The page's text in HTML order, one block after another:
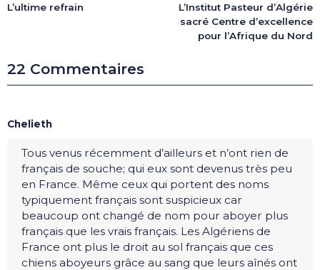
L’ultime refrain
L’Institut Pasteur d’Algérie
sacré Centre d’excellence
pour l’Afrique du Nord
22 Commentaires
Chelieth
Tous venus récemment d’ailleurs et n’ont rien de
français de souche; qui eux sont devenus très peu
en France. Même ceux qui portent des noms
typiquement français sont suspicieux car
beaucoup ont changé de nom pour aboyer plus
français que les vrais français. Les Algériens de
France ont plus le droit au sol français que ces
chiens aboyeurs grâce au sang que leurs aînés ont